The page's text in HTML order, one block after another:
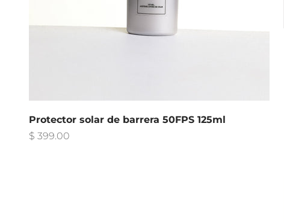
Protector solar de barrera 50FPS 125ml
Precio de oferta
$ 399.00